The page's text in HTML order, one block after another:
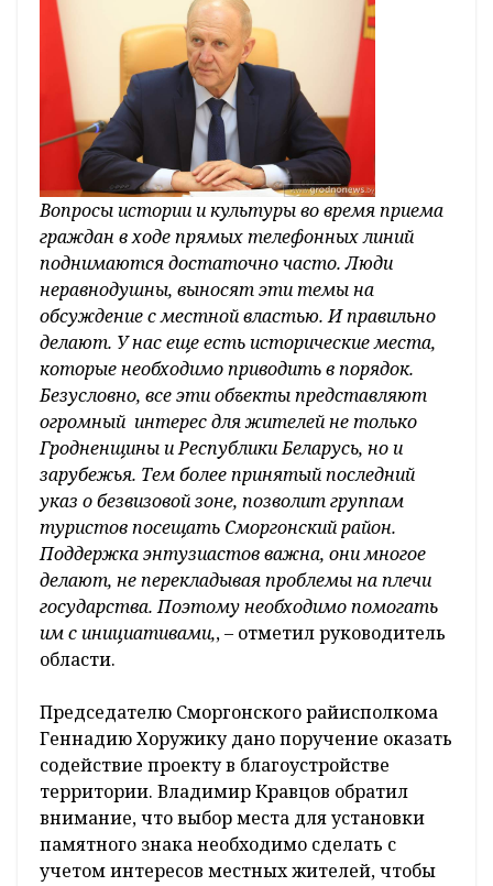
Вопросы истории и культуры во время приема
граждан в ходе прямых телефонных линий
поднимаются достаточно часто. Люди
неравнодушны, выносят эти темы на
обсуждение с местной властью. И правильно
делают. У нас еще есть исторические места,
которые необходимо приводить в порядок.
Безусловно, все эти объекты представляют
огромный интерес для жителей не только
Гродненщины и Республики Беларусь, но и
зарубежья. Тем более принятый последний
указ о безвизовой зоне, позволит группам
туристов посещать Сморгонский район.
Поддержка энтузиастов важна, они многое
делают, не перекладывая проблемы на плечи
государства. Поэтому необходимо помогать
им с инициативами,, – отметил руководитель
области.
Председателю Сморгонского райисполкома
Геннадию Хоружику дано поручение оказать
содействие проекту в благоустройстве
территории. Владимир Кравцов обратил
внимание, что выбор места для установки
памятного знака необходимо сделать с
учетом интересов местных жителей, чтобы